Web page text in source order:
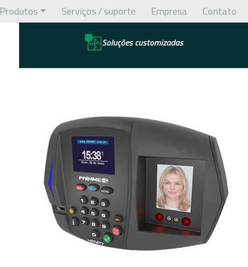
Produtos Serviços / suporte Empresa Contato
Soluções customizadas